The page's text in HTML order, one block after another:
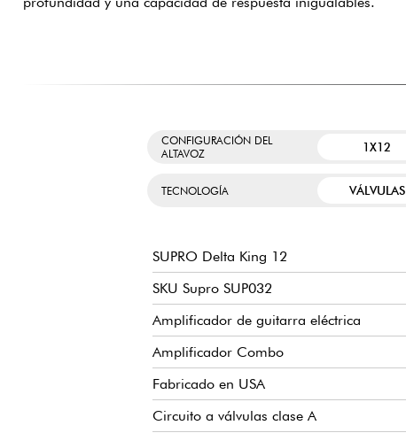
CONFIGURACIÓN DEL
ALTAVOZ
1X12
TECNOLOGÍA VÁLVULAS
SUPRO Delta King 12
SKU Supro SUP032
Amplificador de guitarra eléctrica
Amplificador Combo
Fabricado en USA
Circuito a válvulas clase A